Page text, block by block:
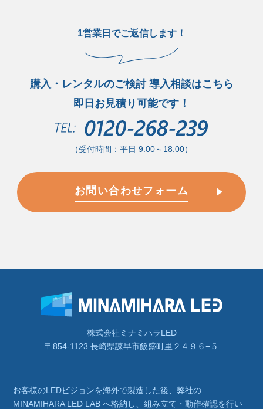
1営業日でご返信します！
購入・レンタルのご検討 導入相談はこちら
即日お見積り可能です！
（受付時間：平日 9:00～18:00）
お問い合わせフォーム
株式会社ミナミハラLED
〒854-1123 長崎県諫早市飯盛町里２４９６−５
お客様のLEDビジョンを海外で製造した後、弊社の
MINAMIHARA LED LAB へ格納し、組み立て・動作確認を行い